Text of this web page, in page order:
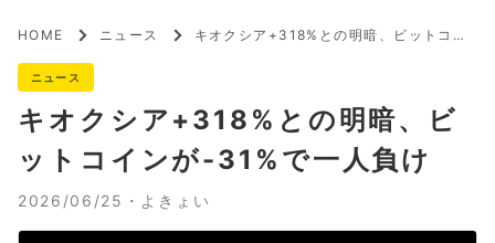
HOME ニュース
キオクシア+318%との明暗、ビットコイ
ニュース
キオクシア+318%との明暗、ビ
ットコインが-31%で一人負け
2026/06/25・ よきょい